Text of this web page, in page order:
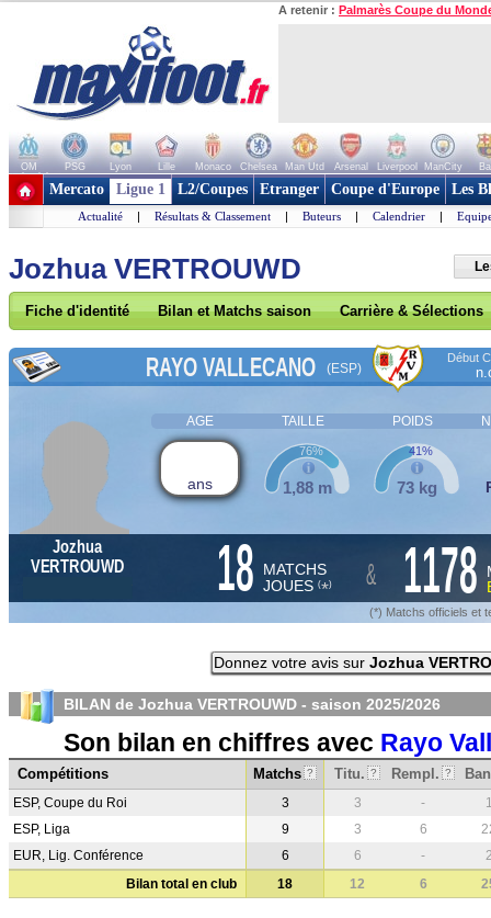
A retenir : Palmarès Coupe du
OM PSG Lyon Lille Monaco Chelsea Man Utd Arsenal Liverpool ManCity
+ de clubs
Mercato Ligue 1 L2/Coupes Etranger Coupe d'Europe Les
Actualité | Résultats & Classement | Buteurs | Calendrier |
Jozhua VERTROUWD
Fiche d'identité Bilan et Matchs saison Carrière & Sélections
RAYO VALLECANO (ESP)
Début
AGE TAILLE POIDS
ans 1,88 m
76%
73 kg
41%
Jozhua
VERTROUWD
18 MATCHS
JOUES (*) & 1178
(*) Matchs officiels et
Donnez votre avis sur Jozhua
BILAN de Jozhua VERTROUWD - saison 2025/2026
Son bilan en chiffres avec Rayo
Compétitions Matchs ? Titu. ? Rempl. ?
ESP, Coupe du Roi 3 3 -
ESP, Liga
9 3 6
EUR, Lig. Conférence
6 6 -
Bilan total en club
18 12 6